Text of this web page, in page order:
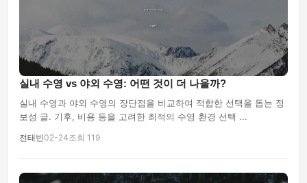
실내 수영 vs 야외 수영: 어떤 것이 더 나을까?
실내 수영과 야외 수영의 장단점을 비교하여 적합한 선택을 돕는 정
보성 글. 기후, 비용 등을 고려한 최적의 수영 환경 선택 ...
전태빈02-24조회 119